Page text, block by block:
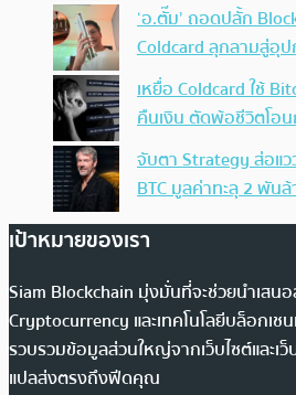
‘อ.ตั๊ม’ ถอดปลั้ก
Coldcard ลุกลามสู่อุ
เหยื่อ Coldcard ใช้
คืนเงิน ตัดพ้อชีวิตโอ
จับตา Strategy ส่อแว
BTC มูลค่าทะลุ 2 พัน
เป้าหมายของเรา
Siam Blockchain มุ่งมั่นที่จะช่วยนำเสน
Cryptocurrency และเทคโนโลยีบล็อกเช
รวบรวมข้อมูลส่วนใหญ่จากเว็บไซต์และเ
แปลส่งตรงถึงฟีดคุณ